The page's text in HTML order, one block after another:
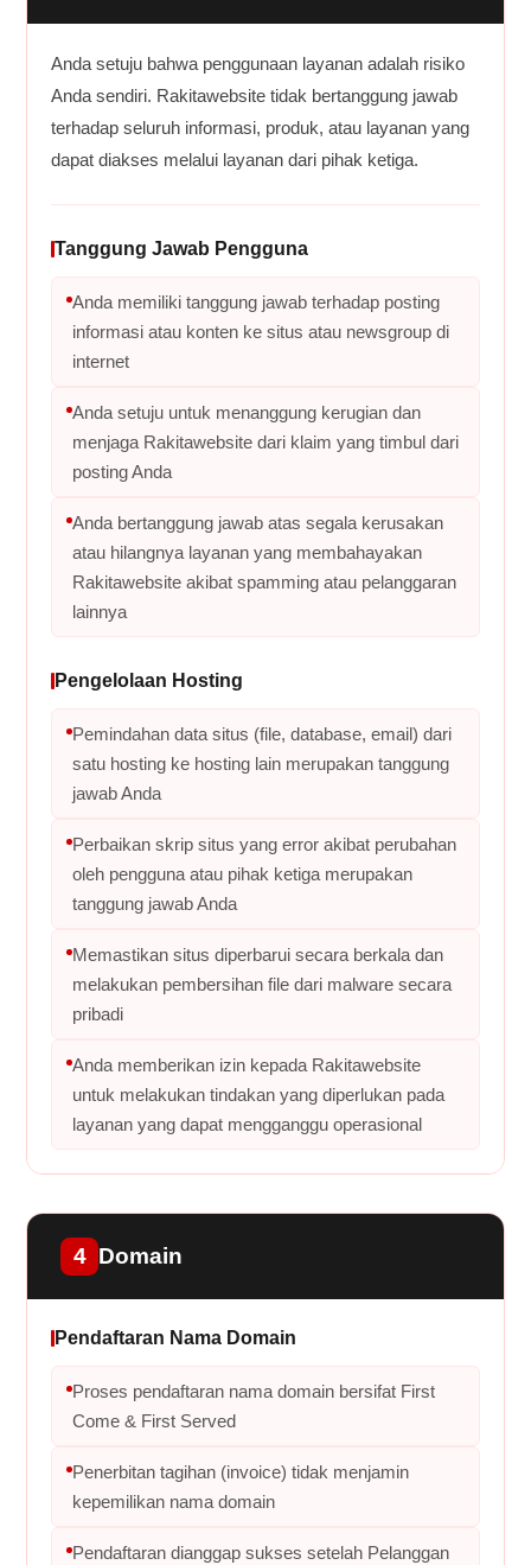
Anda setuju bahwa penggunaan layanan adalah risiko
Anda sendiri. Rakitawebsite tidak bertanggung jawab
terhadap seluruh informasi, produk, atau layanan yang
dapat diakses melalui layanan dari pihak ketiga.
Tanggung Jawab Pengguna
Anda memiliki tanggung jawab terhadap posting
informasi atau konten ke situs atau newsgroup di
internet
Anda setuju untuk menanggung kerugian dan
menjaga Rakitawebsite dari klaim yang timbul dari
posting Anda
Anda bertanggung jawab atas segala kerusakan
atau hilangnya layanan yang membahayakan
Rakitawebsite akibat spamming atau pelanggaran
lainnya
Pengelolaan Hosting
Pemindahan data situs (file, database, email) dari
satu hosting ke hosting lain merupakan tanggung
jawab Anda
Perbaikan skrip situs yang error akibat perubahan
oleh pengguna atau pihak ketiga merupakan
tanggung jawab Anda
Memastikan situs diperbarui secara berkala dan
melakukan pembersihan file dari malware secara
pribadi
Anda memberikan izin kepada Rakitawebsite
untuk melakukan tindakan yang diperlukan pada
layanan yang dapat mengganggu operasional
4 Domain
Pendaftaran Nama Domain
Proses pendaftaran nama domain bersifat First
Come & First Served
Penerbitan tagihan (invoice) tidak menjamin
kepemilikan nama domain
Pendaftaran dianggap sukses setelah Pelanggan